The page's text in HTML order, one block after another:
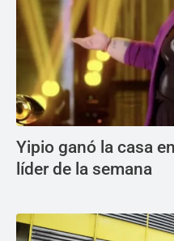
Yipio ganó la casa
líder de la semana